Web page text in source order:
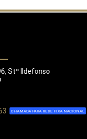
Stº Ildefonso
CHAMADA PARA REDE FIXA NACIONAL